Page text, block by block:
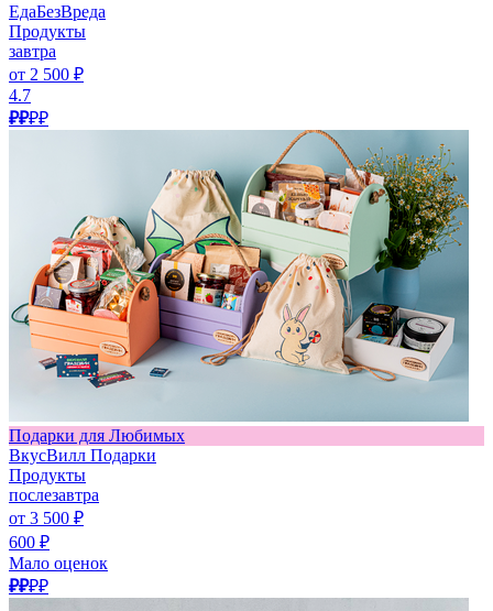
ЕдаБезВреда
Продукты
завтра
от 2 500 ₽
4.7
₽₽₽₽
Подарки для Любимых
ВкусВилл Подарки
Продукты
послезавтра
от 3 500 ₽
600 ₽
Мало оценок
₽₽₽₽